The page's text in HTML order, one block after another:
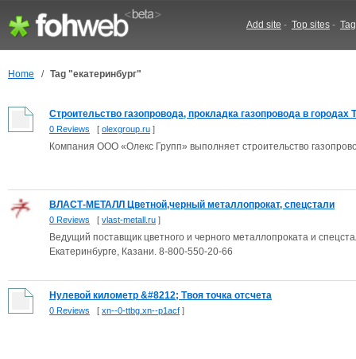
Add site - Top sites -
Home / Tag "екатеринбург"
Строительство газопровода, прокладка газопровода в городах
0 Reviews [ olexgroup.ru ]
Компания ООО «Олекс Групп» выполняет строительство
ВЛАСТ-МЕТАЛЛ Цветной,черный металлопрокат, спецстали
0 Reviews [ vlast-metall.ru ]
Ведущий поставщик цветного и черного металлопроката и
Екатеринбурге, Казани. 8-800-550-20-66
Нулевой километр &#8212; Твоя точка отсчета
0 Reviews [ xn--0-ttbg.xn--p1acf ]